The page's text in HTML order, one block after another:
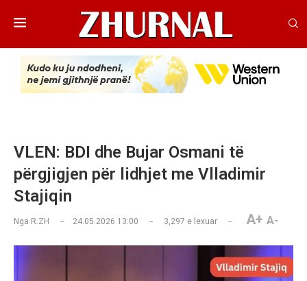
VLEN: BDI dhe Bujar Osmani të
përgjigjen për lidhjet me Vlladimir
Stajiqin
Nga R.ZH 24.05.2026 13:00 3,297 e lexuar A+ A-